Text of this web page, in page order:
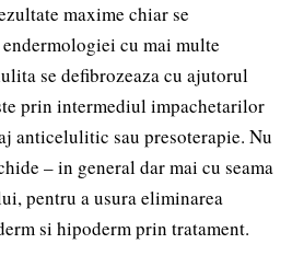
maxime chiar se
cu mai multe
se defibrozeaza cu ajutorul
prin intermediul impachetarilor
anticelulitic sau presoterapie. Nu
– in general dar mai cu seama
pentru a usura eliminarea
si hipoderm prin tratament.